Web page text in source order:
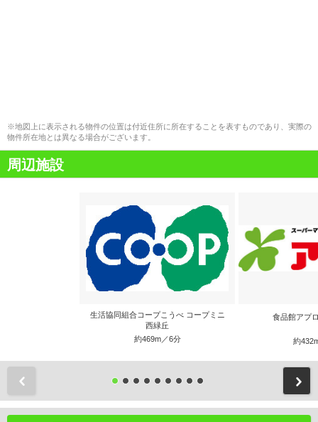
※地図上に表示される物件の位置は付近住所に所在することを表すものであり、実際の
物件所在地とは異なる場合がございます。
周辺施設
生活協同組合コープこうべ コープミニ
西緑丘
約469m／6分
食品館アプ
約